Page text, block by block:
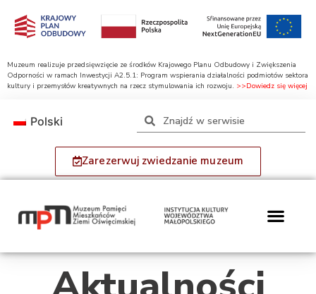
Muzeum realizuje przedsięwzięcie ze środków Krajowego Planu Odbudowy i Zwiększenia
Odporności w ramach Inwestycji A2.5.1: Program wspierania działalności podmiotów sektora
kultury i przemysłów kreatywnych na rzecz stymulowania ich rozwoju. >>Dowiedz się więcej
Zarezerwuj zwiedzanie muzeum
Polski